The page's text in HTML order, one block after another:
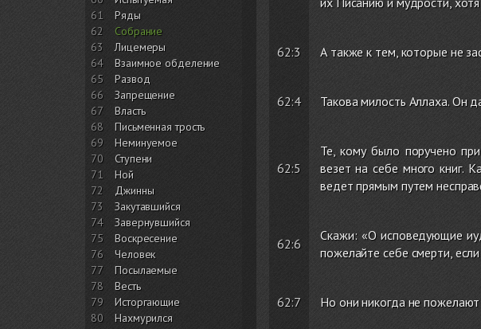
61
Ряды
62
Собрание
63
Лицемеры
64
Взаимное обделение
65
Развод
66
Запрещение
67
Власть
68
Письменная трость
69
Неминуемое
70
Ступени
71
Ной
72
Джинны
73
Закутавшийся
74
Завернувшийся
75
Воскресение
76
Человек
77
Посылаемые
78
Весть
79
Исторгающие
80
Нахмурился
62:3 А также к тем, которые не
62:4 Такова милость Аллаха. Он
62:5
Те, кому было поручено
везет на себе много книг.
ведет прямым путем
62:6
Скажи: «О исповедующие
пожелайте себе смерти,
62:7 Но они никогда не пожелают